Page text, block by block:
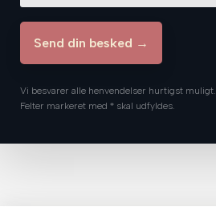
Vi besvarer alle henvendelser hurtigst muligt.
Felter markeret med * skal udfyldes.​